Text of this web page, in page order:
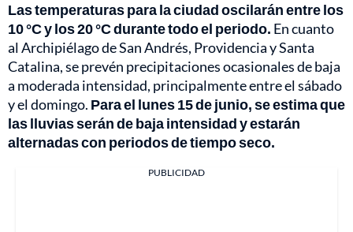
Las temperaturas para la ciudad oscilarán entre los
10 °C y los 20 °C durante todo el periodo. En cuanto
al Archipiélago de San Andrés, Providencia y Santa
Catalina, se prevén precipitaciones ocasionales de baja
a moderada intensidad, principalmente entre el sábado
y el domingo. Para el lunes 15 de junio, se estima que
las lluvias serán de baja intensidad y estarán
alternadas con periodos de tiempo seco.
PUBLICIDAD